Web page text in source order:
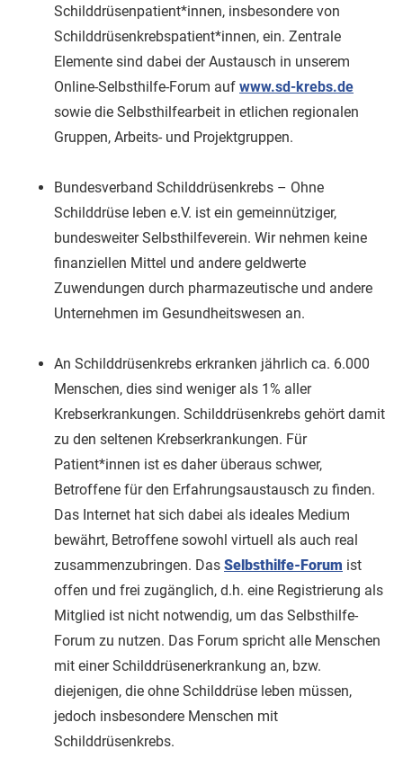
Schilddrüsenpatient*innen, insbesondere von
Schild­drüsen­krebspatient*innen, ein. Zentrale
Elemente sind dabei der Austausch in unserem
Online-Selbsthilfe-Forum auf www.sd-krebs.de
sowie die Selbst­hilfe­arbeit in etlichen regionalen
Gruppen, Arbeits- und Projektgruppen.
Bundesverband Schilddrüsenkrebs – Ohne
Schilddrüse leben e.V. ist ein gemeinnütziger,
bundesweiter Selbsthilfeverein. Wir nehmen keine
finanziellen Mittel und andere geldwerte
Zuwendungen durch pharmazeutische und andere
Unternehmen im Gesundheitswesen an.
An Schilddrüsenkrebs erkranken jährlich ca. 6.000
Menschen, dies sind weniger als 1% aller
Krebserkrankungen. Schilddrüsenkrebs gehört damit
zu den seltenen Krebserkrankungen. Für
Patient*innen ist es daher überaus schwer,
Betroffene für den Erfahrungsaustausch zu finden.
Das Internet hat sich dabei als ideales Medium
bewährt, Betroffene sowohl virtuell als auch real
zusammenzubringen. Das Selbsthilfe-Forum ist
offen und frei zugänglich, d.h. eine Registrierung als
Mitglied ist nicht notwendig, um das Selbsthilfe-
Forum zu nutzen. Das Forum spricht alle Menschen
mit einer Schilddrüsenerkrankung an, bzw.
diejenigen, die ohne Schilddrüse leben müssen,
jedoch insbesondere Menschen mit
Schilddrüsenkrebs.